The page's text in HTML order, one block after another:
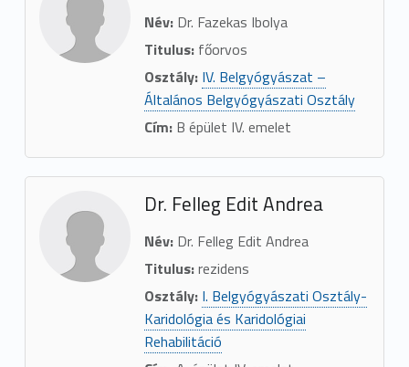
Név:Dr. Fazekas Ibolya
Titulus:főorvos
Osztály: IV. Belgyógyászat –
Általános Belgyógyászati Osztály
Cím:B épület IV. emelet
Dr. Felleg Edit Andrea
Név:Dr. Felleg Edit Andrea
Titulus:rezidens
Osztály: I. Belgyógyászati Osztály-
Karidológia és Karidológiai
Rehabilitáció